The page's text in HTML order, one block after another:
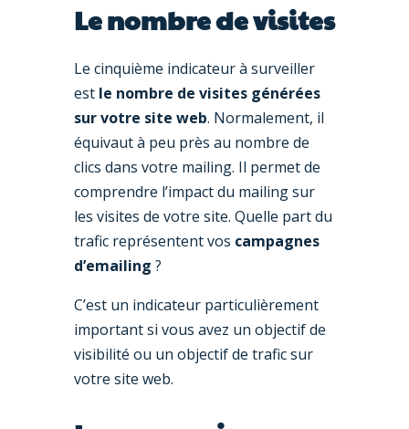
Le nombre de visites
Le cinquième indicateur à surveiller
est le nombre de visites générées
sur votre site web. Normalement, il
équivaut à peu près au nombre de
clics dans votre mailing. Il permet de
comprendre l’impact du mailing sur
les visites de votre site. Quelle part du
trafic représentent vos campagnes
d’emailing ?
C’est un indicateur particulièrement
important si vous avez un objectif de
visibilité ou un objectif de trafic sur
votre site web.